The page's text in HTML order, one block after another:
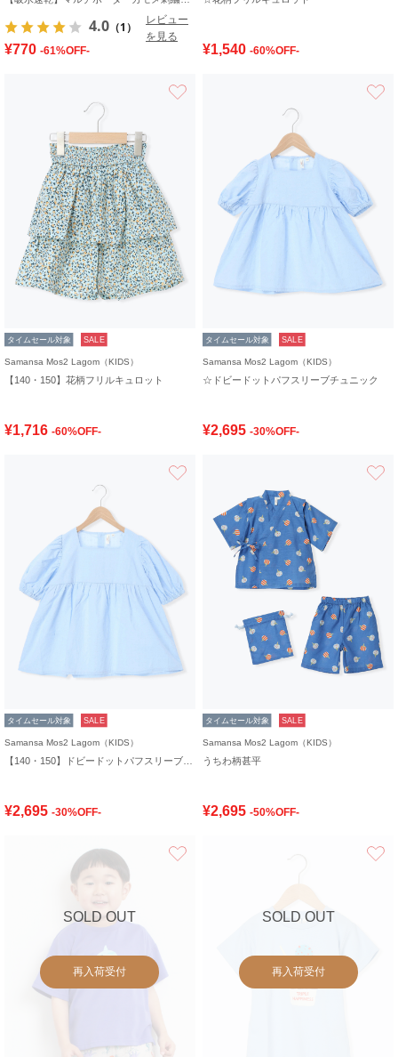
4.0 （1）
レビュー
を見る
¥770 -61%OFF- ¥1,540 -60%OFF-
タイムセール対象 SALE
Samansa Mos2 Lagom（KIDS）
【140・150】花柄フリルキュロット
¥1,716 -60%OFF-
タイムセール対象 SALE
Samansa Mos2 Lagom（KIDS）
☆ドビードットパフスリーブチュニック
¥2,695 -30%OFF-
タイムセール対象 SALE
Samansa Mos2 Lagom（KIDS）
¥2,695 -30%OFF-
タイムセール対象 SALE
Samansa Mos2 Lagom（KIDS）
うちわ柄甚平
¥2,695 -50%OFF-
SOLD OUT
再入荷受付
SOLD OUT
再入荷受付